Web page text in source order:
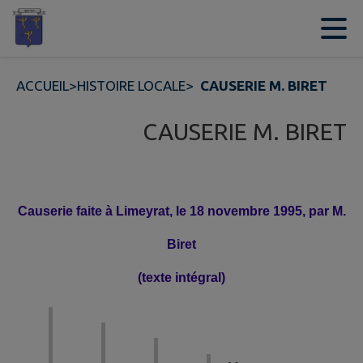
Contenu
ACCUEIL>HISTOIRE LOCALE> CAUSERIE M. BIRET
CAUSERIE M. BIRET
Causerie faite à Limeyrat, le 18 novembre 1995, par M.
Biret
(texte intégral)